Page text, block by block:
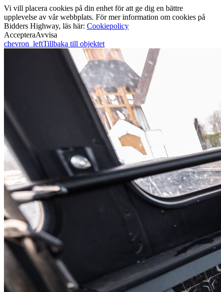
Vi vill placera cookies på din enhet för att ge dig en bättre
upplevelse av vår webbplats. För mer information om cookies på
Bidders Highway, läs här: Cookiepolicy
AccepteraAvvisa
chevron_leftTillbaka till objektet